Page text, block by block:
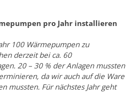
pro Jahr installieren
100 Wärmepumpen zu
derzeit bei ca. 60
20 – 30 % der Anlagen mussten
da wir auch auf die Ware
mussten. Für nächstes Jahr geht